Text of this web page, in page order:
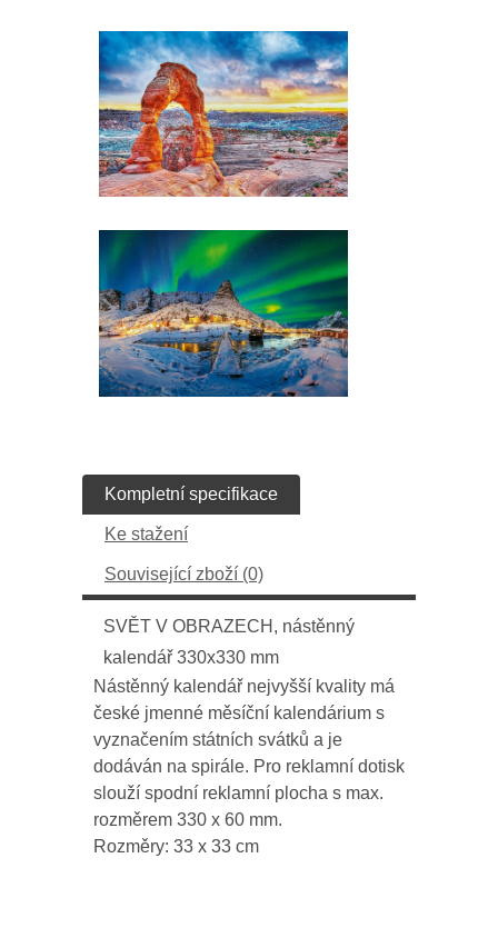
Kompletní specifikace
Ke stažení
Související zboží (0)
SVĚT V OBRAZECH, nástěnný
kalendář 330x330 mm
Nástěnný kalendář nejvyšší kvality má
české jmenné měsíční kalendárium s
vyznačením státních svátků a je
dodáván na spirále. Pro reklamní dotisk
slouží spodní reklamní plocha s max.
rozměrem 330 x 60 mm.
Rozměry: 33 x 33 cm